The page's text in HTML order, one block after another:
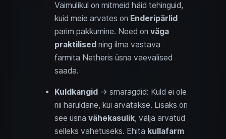
Vaimulikul on mitmeid häid tehinguid,
kuid meie arvates on Enderipärlid
parim pakkumine. Need on väga
praktilised ning ilma vastava
farmita Netheris üsna vaevalised
saada.
Kuldkangid → smaragdid: Kuld ei ole
nii haruldane, kui arvatakse. Lisaks on
see üsna vähekasulik, välja arvatud
selleks vahetuseks. Ehita kullafarm